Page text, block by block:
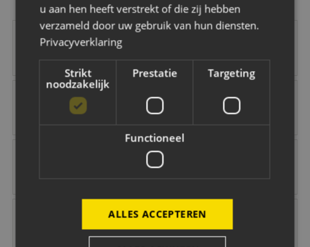
Vrolijk Vd Buijs
Robey SportswearSchipper Groep
Jacobs Elektro Groep
u aan hen heeft verstrekt of die zij hebben
verzameld door uw gebruik van hun diensten.
Privacyverklaring
Strikt
noodzakelijk
Prestatie Targeting
Functioneel
ALLES ACCEPTEREN